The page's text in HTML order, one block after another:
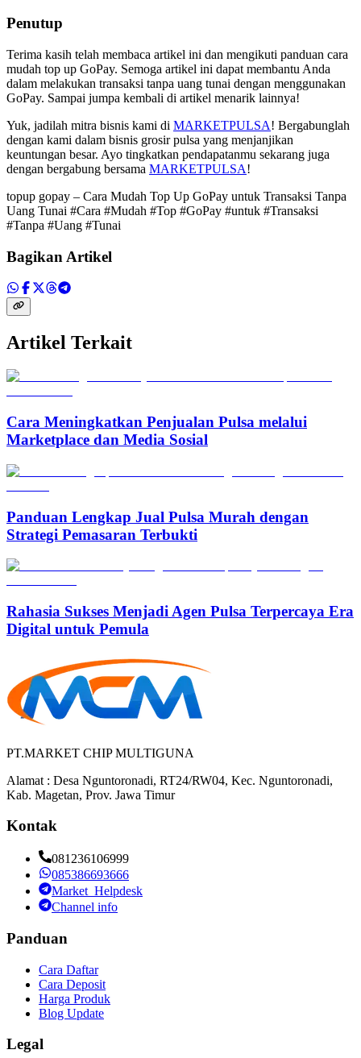
Penutup
Terima kasih telah membaca artikel ini dan mengikuti panduan cara
mudah top up GoPay. Semoga artikel ini dapat membantu Anda
dalam melakukan transaksi tanpa uang tunai dengan menggunakan
GoPay. Sampai jumpa kembali di artikel menarik lainnya!
Yuk, jadilah mitra bisnis kami di MARKETPULSA! Bergabunglah
dengan kami dalam bisnis grosir pulsa yang menjanjikan
keuntungan besar. Ayo tingkatkan pendapatanmu sekarang juga
dengan bergabung bersama MARKETPULSA!
topup gopay – Cara Mudah Top Up GoPay untuk Transaksi Tanpa
Uang Tunai #Cara #Mudah #Top #GoPay #untuk #Transaksi
#Tanpa #Uang #Tunai
Bagikan Artikel
Artikel Terkait
Cara Meningkatkan Penjualan Pulsa melalui
Marketplace dan Media Sosial
Panduan Lengkap Jual Pulsa Murah dengan
Strategi Pemasaran Terbukti
Rahasia Sukses Menjadi Agen Pulsa Terpercaya Era
Digital untuk Pemula
PT.MARKET CHIP MULTIGUNA
Alamat : Desa Nguntoronadi, RT24/RW04, Kec. Nguntoronadi,
Kab. Magetan, Prov. Jawa Timur
Kontak
081236106999
085386693666
Market_Helpdesk
Channel info
Panduan
Cara Daftar
Cara Deposit
Harga Produk
Blog Update
Legal